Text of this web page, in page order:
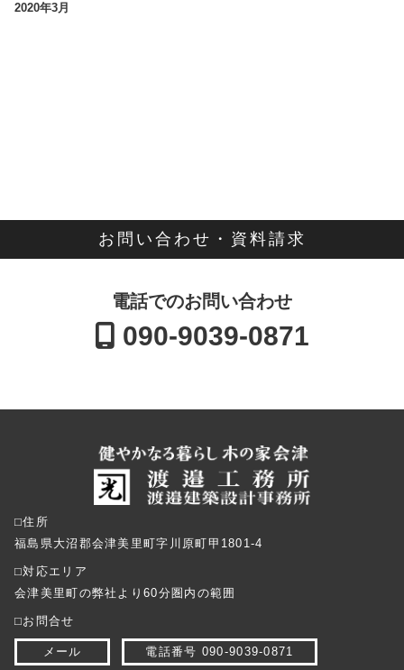
2020年3月
お問い合わせ・資料請求
電話でのお問い合わせ
090-9039-0871
⬜︎住所
福島県大沼郡会津美里町字川原町甲1801-4
⬜︎対応エリア
会津美里町の弊社より60分圏内の範囲
⬜︎お問合せ
メール 電話番号 090-9039-0871